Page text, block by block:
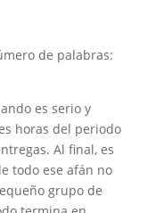
de palabras:
es serio y
horas del periodo
Al final, es
todo ese afán no
grupo de